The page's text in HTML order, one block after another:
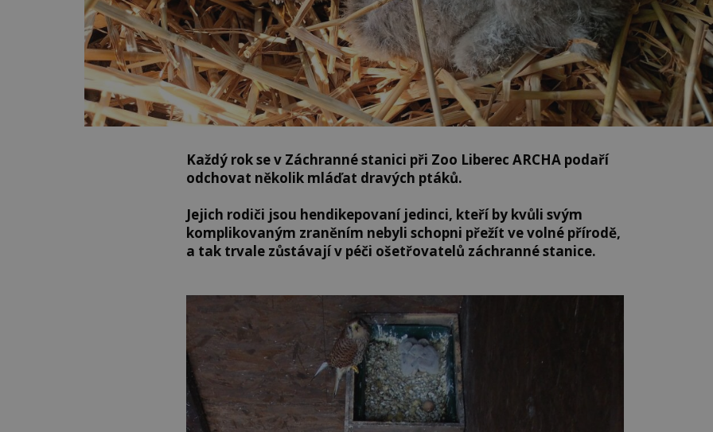
Každý rok se v Záchranné stanici při Zoo Liberec ARCHA podaří
odchovat několik mláďat dravých ptáků.
Jejich rodiči jsou hendikepovaní jedinci, kteří by kvůli svým
komplikovaným zraněním nebyli schopni přežít ve volné přírodě,
a tak trvale zůstávají v péči ošetřovatelů záchranné stanice.